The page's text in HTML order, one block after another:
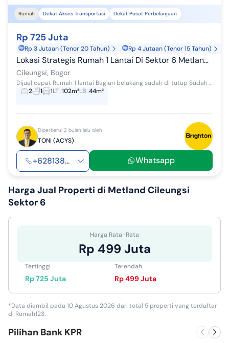
Rumah Dekat Akses Transportasi Dekat Pusat Perbelanjaan
Rp 725 Juta
Rp 3 Jutaan (Tenor 20 Tahun) Rp 4 Jutaan (Tenor 15 Tahun)
Lokasi Strategis Rumah 1 Lantai Di Sektor 6 Metland Cileungsi Bogor
Cileungsi, Bogor
Dijual cepat Rumah 1 lantai Bagian belakang sudah di tutup Sudah ada kanopi Carport 1 mobil Legalitas SHM Harga jual Rp 725juta Selling Points...
2
1 1LT:102m²LB:44m²
Diperbarui 2 bulan lalu oleh
TONI (ACYS)
+628138... Whatsapp
Harga Jual Properti di Metland Cileungsi
Sektor 6
Harga Rata-Rata
Rp 499 Juta
Tertinggi
Rp 725 Juta
Terendah
Rp 499 Juta
*Data diambil pada 10 Agustus 2026 dari total 5 properti yang terdaftar
di Rumah123.
Pilihan Bank KPR